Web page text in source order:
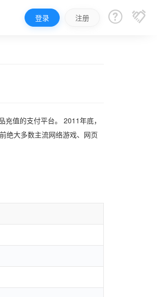
登录 注册  
值的支付平台。 2011年底，
绝大多数主流网络游戏、网页